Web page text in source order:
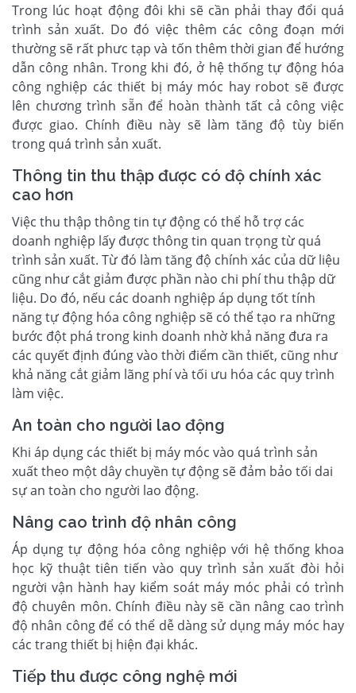
Trong lúc hoạt động đôi khi sẽ cần phải thay đổi quá
trình sản xuất. Do đó việc thêm các công đoạn mới
thường sẽ rất phưc tạp và tốn thêm thời gian để hướng
dẫn công nhân. Trong khi đó, ở hệ thống tự động hóa
công nghiệp các thiết bị máy móc hay robot sẽ được
lên chương trình sẵn để hoàn thành tất cả công việc
được giao. Chính điều này sẽ làm tăng độ tùy biến
trong quá trình sản xuất.
Thông tin thu thập được có độ chính xác
cao hơn
Việc thu thập thông tin tự động có thể hỗ trợ các
doanh nghiệp lấy được thông tin quan trọng từ quá
trình sản xuất. Từ đó làm tăng độ chính xác của dữ liệu
cũng như cắt giảm được phần nào chi phí thu thập dữ
liệu. Do đó, nếu các doanh nghiệp áp dụng tốt tính
năng tự động hóa công nghiệp sẽ có thể tạo ra những
bước đột phá trong kinh doanh nhờ khả năng đưa ra
các quyết định đúng vào thời điểm cần thiết, cũng như
khả năng cắt giảm lãng phí và tối ưu hóa các quy trình
làm việc.
An toàn cho người lao động
Khi áp dụng các thiết bị máy móc vào quá trình sản
xuất theo một dây chuyền tự động sẽ đảm bảo tối dai
sự an toàn cho người lao động.
Nâng cao trình độ nhân công
Áp dụng tự động hóa công nghiệp với hệ thống khoa
học kỹ thuật tiên tiến vào quy trình sản xuất đòi hỏi
người vận hành hay kiểm soát máy móc phải có trình
độ chuyên môn. Chính điều này sẽ cần nâng cao trình
độ nhân công để có thể dễ dàng sử dụng máy móc hay
các trang thiết bị hiện đại khác.
Tiếp thu được công nghệ mới